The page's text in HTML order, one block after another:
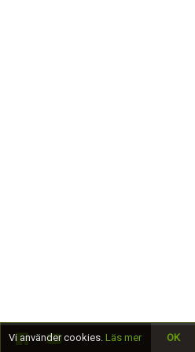
Vi använder cookies. Läs mer OK